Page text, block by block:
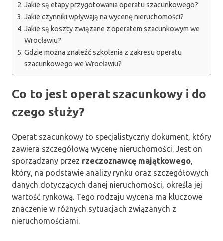
Jakie są etapy przygotowania operatu szacunkowego?
Jakie czynniki wpływają na wycenę nieruchomości?
Jakie są koszty związane z operatem szacunkowym we
Wrocławiu?
Gdzie można znaleźć szkolenia z zakresu operatu
szacunkowego we Wrocławiu?
Co to jest operat szacunkowy i do
czego służy?
Operat szacunkowy to specjalistyczny dokument, który
zawiera szczegółową wycenę nieruchomości. Jest on
sporządzany przez rzeczoznawcę majątkowego,
który, na podstawie analizy rynku oraz szczegółowych
danych dotyczących danej nieruchomości, określa jej
wartość rynkową. Tego rodzaju wycena ma kluczowe
znaczenie w różnych sytuacjach związanych z
nieruchomościami.